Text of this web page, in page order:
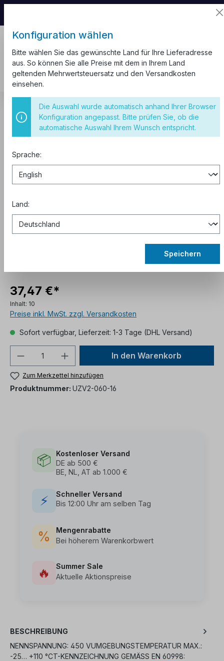
Installationsmaterial Klemmen Lüsterklemmen
Lüsterklemmen 12-polig 6-16
37,47 €*
Inhalt: 10
Preise inkl. MwSt. zzgl. Versandkosten
Sofort verfügbar, Lieferzeit: 1-3 Tage (DHL Versand)
In den Warenkorb
Zum Merkzettel hinzufügen
Produktnummer: UZV2-060-16
📦
Kostenloser Versand
DE ab 500 €
BE, NL, AT ab 1.000 €
⚡
Schneller Versand
Bis 12:00 Uhr am selben Tag
%
Mengenrabatte
Bei höherem Warenkorbwert
🔥
Summer Sale
Aktuelle Aktionspreise
BESCHREIBUNG
NENNSPANNUNG: 450 VUMGEBUNGSTEMPERATUR MAX.:
-25… +110 °CT-KENNZEICHNUNG GEMÄSS EN 60998: T
Konfiguration wählen
Bitte wählen Sie das gewünschte Land für Ihre Lieferadresse
aus. So können Sie alle Preise mit dem in Ihrem Land
geltenden Mehrwertsteuersatz und den Versandkosten
einsehen.
Die Auswahl wurde automatisch anhand Ihrer Browser
Konfiguration angepasst. Bitte prüfen Sie, ob die
automatische Auswahl Ihrem Wunsch entspricht.
Sprache:
Land:
Speichern